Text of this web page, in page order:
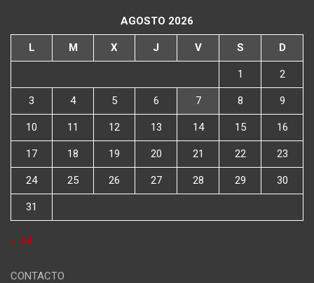
AGOSTO 2026
L M X J V S D
1 2
3 4 5 6 7 8 9
10 11 12 13 14 15 16
17 18 19 20 21 22 23
24 25 26 27 28 29 30
31
« Jul
CONTACTO